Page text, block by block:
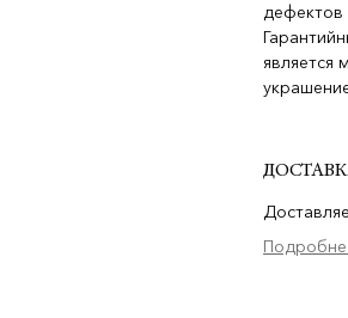
дефектов
является